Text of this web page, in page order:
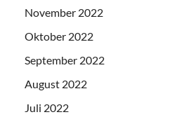
November 2022
Oktober 2022
September 2022
August 2022
Juli 2022